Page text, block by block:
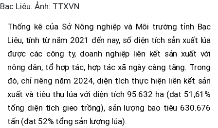
Bạc Liêu. Ảnh: TTXVN
Thống kê của Sở Nông nghiệp và Môi trường tỉnh Bạc
Liêu, tính từ năm 2021 đến nay, số diện tích sản xuất lúa
được các công ty, doanh nghiệp liên kết sản xuất với
nông dân, tổ hợp tác, hợp tác xã ngày càng tăng. Trong
đó, chỉ riêng năm 2024, diện tích thực hiện liên kết sản
xuất và tiêu thụ lúa với diện tích 95.632 ha (đạt 51,61%
tổng diện tích gieo trồng), sản lượng bao tiêu 630.676
tấn (đạt 52% tổng sản lượng lúa).